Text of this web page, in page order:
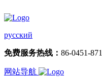
русский
免费服务热线： 86-0451-
网站导航